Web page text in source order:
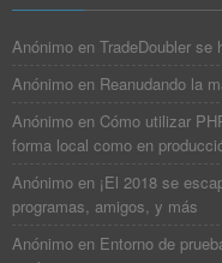
Anónimo en TradeDoubler se
Anónimo en Reanudando la
Anónimo en Cómo utilizar
forma local como en
Anónimo en ¡El 2018 se
programas, amigos, y más
Anónimo en Entorno de